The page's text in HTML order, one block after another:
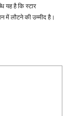
यह है कि स्टार
में लौटने की उम्मीद है।